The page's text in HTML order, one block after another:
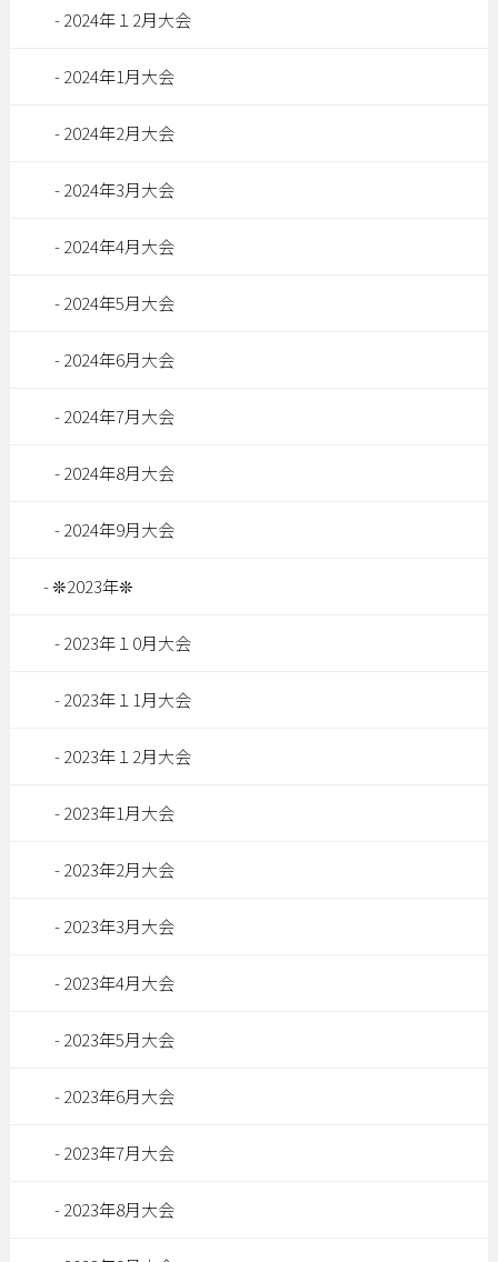
2024年１2月大会
2024年1月大会
2024年2月大会
2024年3月大会
2024年4月大会
2024年5月大会
2024年6月大会
2024年7月大会
2024年8月大会
2024年9月大会
❊2023年❊
2023年１0月大会
2023年１1月大会
2023年１2月大会
2023年1月大会
2023年2月大会
2023年3月大会
2023年4月大会
2023年5月大会
2023年6月大会
2023年7月大会
2023年8月大会